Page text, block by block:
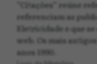
”Citações” reúne
referenciam as
Eletricidade e que
web. Os mais
anos 1990.